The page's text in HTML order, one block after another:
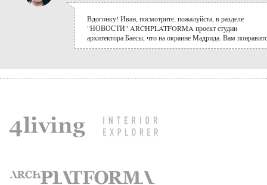
Вдогонку! Иван, посмотрите, пожалуйста, в разделе
"НОВОСТИ" ARCHPLATFORMA проект студии
архитектора Баесы, что на окраине Мадрида. Вам